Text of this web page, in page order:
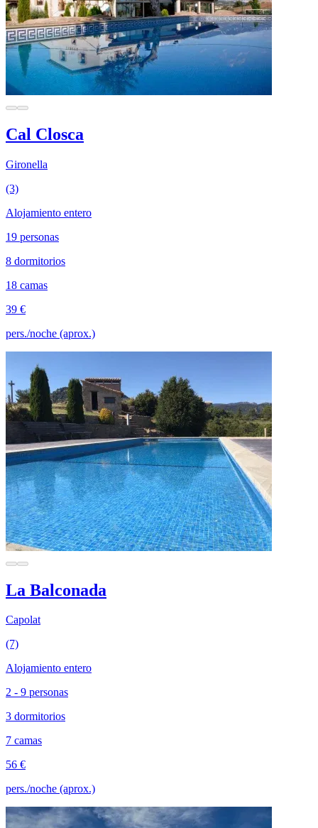
Cal Closca
Gironella
(3)
Alojamiento entero
19 personas
8 dormitorios
18 camas
39 €
pers./noche (aprox.)
La Balconada
Capolat
(7)
Alojamiento entero
2 - 9 personas
3 dormitorios
7 camas
56 €
pers./noche (aprox.)